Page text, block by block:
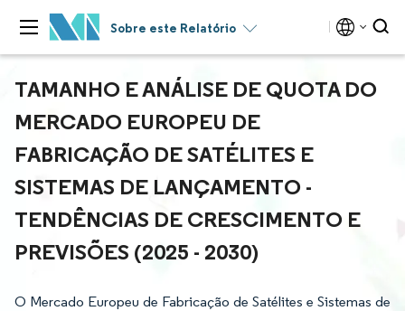
Sobre este Relatório
TAMANHO E ANÁLISE DE QUOTA DO
MERCADO EUROPEU DE
FABRICAÇÃO DE SATÉLITES E
SISTEMAS DE LANÇAMENTO -
TENDÊNCIAS DE CRESCIMENTO E
PREVISÕES (2025 - 2030)
O Mercado Europeu de Fabricação de Satélites e Sistemas de